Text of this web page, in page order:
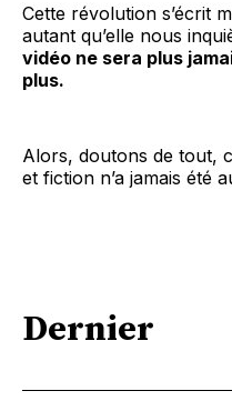
Cette révolution s’écrit
autant qu’elle nous
vidéo ne sera plus
plus.
Alors, doutons de tout,
et fiction n’a jamais été
Dernier